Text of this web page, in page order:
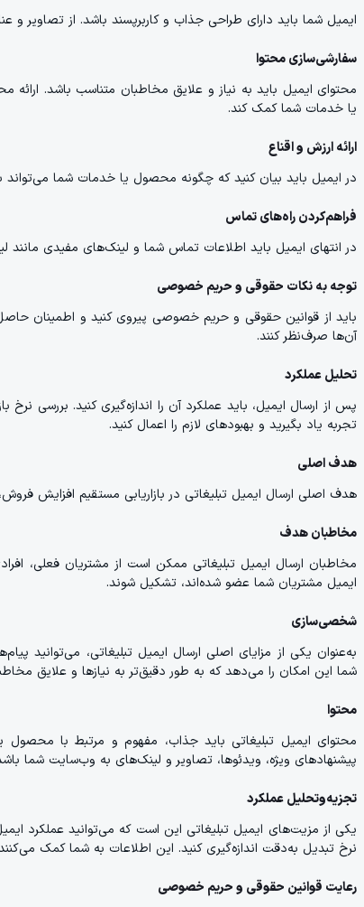
ایمیل شما باید دارای طراحی جذاب و کاربرپسند باشد. از تصاویر و
سفارشی‌سازی محتوا
محتوای ایمیل باید به نیاز و علایق مخاطبان متناسب باشد.
یا خدمات شما کمک کند.
ارائه ارزش و اقناع
در ایمیل باید بیان کنید که چگونه محصول یا خدمات شما می‌تواند
فراهم‌کردن راه‌های تماس
در انتهای ایمیل باید اطلاعات تماس شما و لینک‌های مفیدی
توجه به نکات حقوقی و حریم خصوصی
باید از قوانین حقوقی و حریم خصوصی پیروی کنید و اطمینان
آن‌ها صرف‌نظر کنند.
تحلیل عملکرد
پس از ارسال ایمیل، باید عملکرد آن را اندازه‌گیری کنید. بررسی
تجربه یاد بگیرید و بهبودهای لازم را اعمال کنید.
هدف اصلی
هدف اصلی ارسال ایمیل تبلیغاتی در بازاریابی مستقیم افزایش
مخاطبان هدف
مخاطبان ارسال ایمیل تبلیغاتی ممکن است از مشتریان فعلی،
ایمیل مشتریان شما عضو شده‌اند، تشکیل شوند.
شخصی‌سازی
به‌عنوان یکی از مزایای اصلی ارسال ایمیل تبلیغاتی،
شما این امکان را می‌دهد که به طور دقیق‌تر به نیازها و علایق
محتوا
محتوای ایمیل تبلیغاتی باید جذاب، مفهوم و مرتبط با
پیشنهادهای ویژه، ویدئوها، تصاویر و لینک‌های به وب‌سایت شما
تجزیه‌وتحلیل عملکرد
یکی از مزیت‌های ایمیل تبلیغاتی این است که می‌توانید عملکرد
نرخ تبدیل به‌دقت اندازه‌گیری کنید. این اطلاعات به شما کمک
رعایت قوانین حقوقی و حریم خصوصی